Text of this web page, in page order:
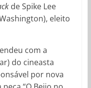
de Spike Lee
eleito
com a
do cineasta
por nova